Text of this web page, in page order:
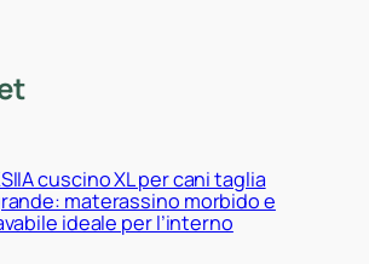
cuscino XL per cani taglia
materassino morbido e
ideale per l’interno